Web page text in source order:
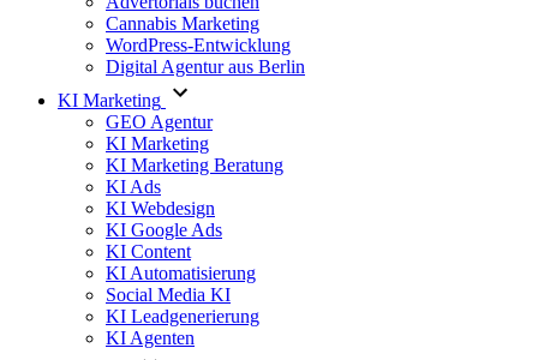
Cannabis Marketing
WordPress-Entwicklung
Digital Agentur aus Berlin
KI Marketing
GEO Agentur
KI Marketing
KI Marketing Beratung
KI Ads
KI Webdesign
KI Google Ads
KI Content
KI Automatisierung
Social Media KI
KI Leadgenerierung
KI Agenten